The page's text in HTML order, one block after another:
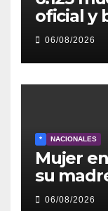
oficial y
06/08/2026
* NACIONALES
Mujer
su
06/08/2026